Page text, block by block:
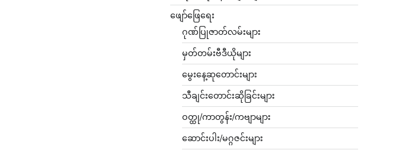
ဖျော်ဖြေရေး
ဂုဏ်ပြုဇာတ်လမ်းများ
မှတ်တမ်းဗီဒီယိုများ
မွေးနေ့ဆုတောင်းများ
သီချင်းတောင်းဆိုခြင်းများ
ဝတ္ထု/ကာတွန်း/ကဗျာများ
ဆောင်းပါး/မဂ္ဂဇင်းများ